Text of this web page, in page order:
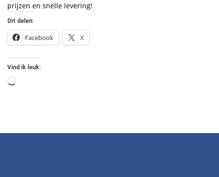
prijzen en snelle levering!
Dit delen:
Facebook X
Vind ik leuk:
Aan